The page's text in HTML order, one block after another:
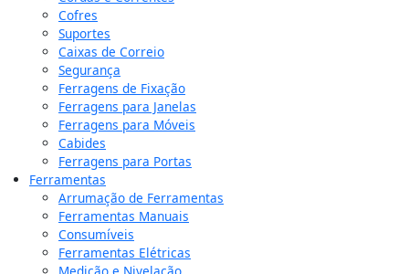
Cofres
Suportes
Caixas de Correio
Segurança
Ferragens de Fixação
Ferragens para Janelas
Ferragens para Móveis
Cabides
Ferragens para Portas
Ferramentas
Arrumação de Ferramentas
Ferramentas Manuais
Consumíveis
Ferramentas Elétricas